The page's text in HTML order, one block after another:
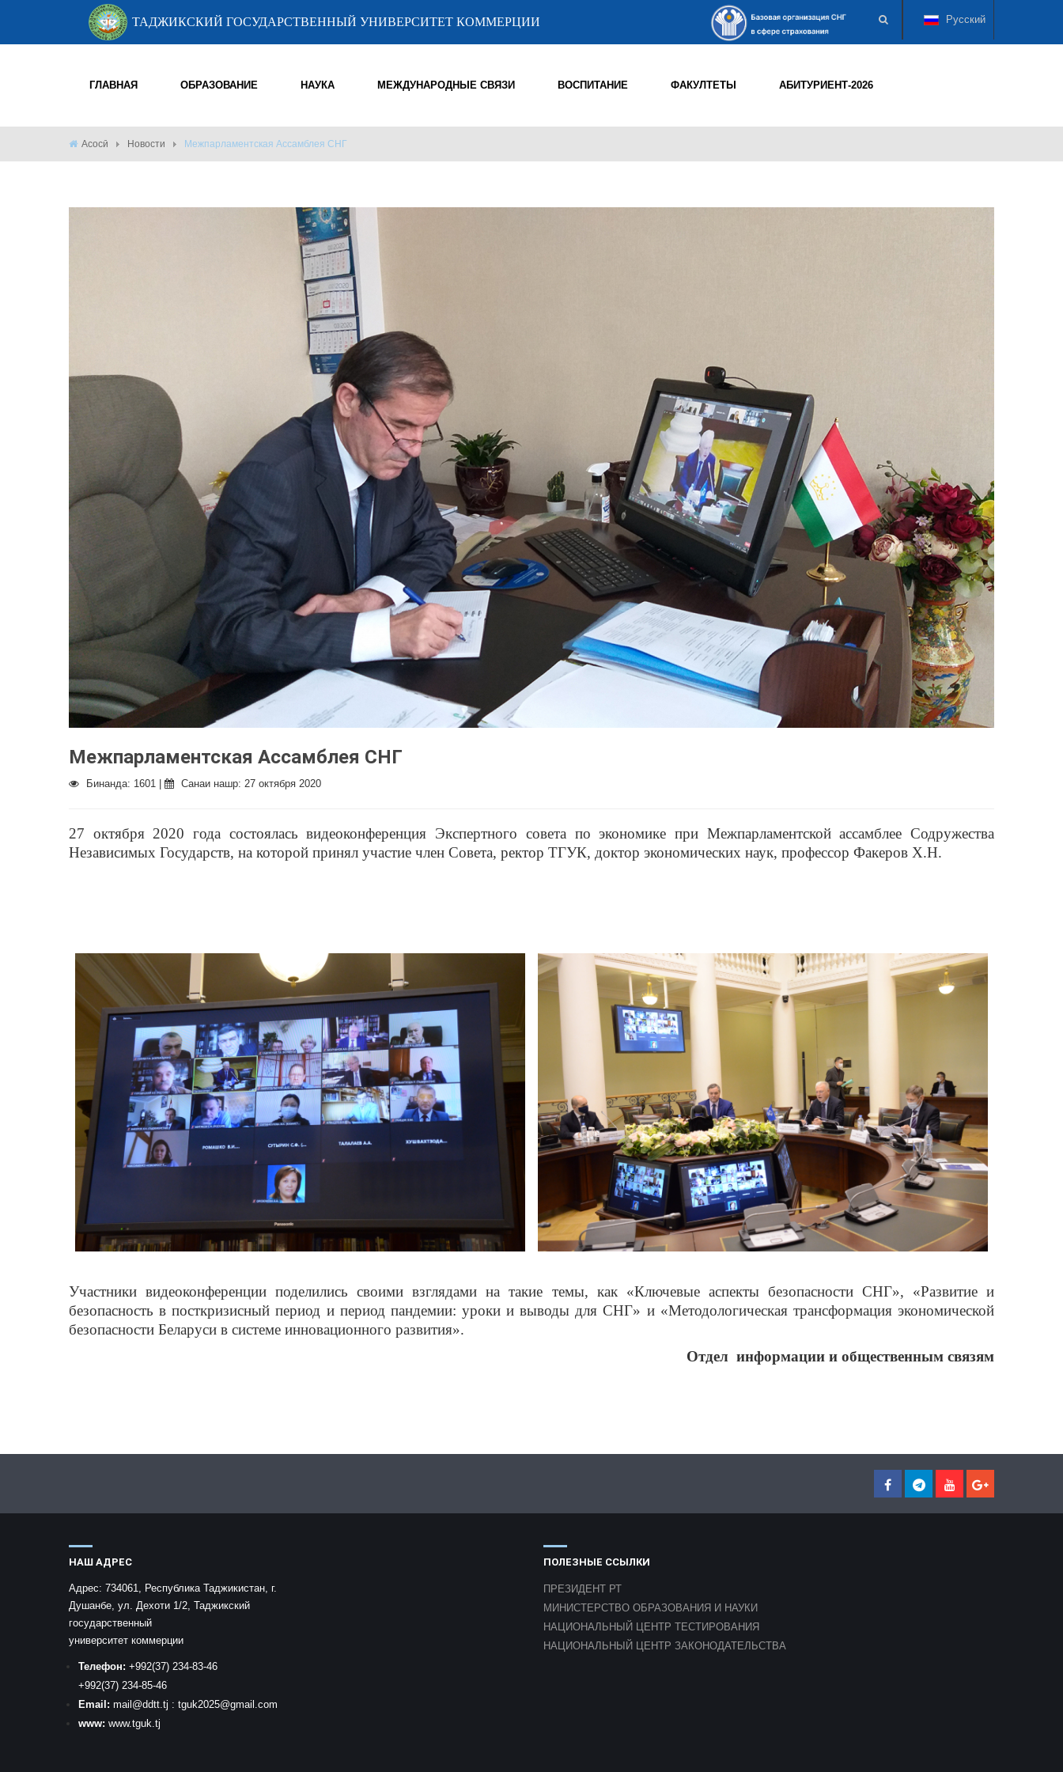
ТАДЖИКСКИЙ ГОСУДАРСТВЕННЫЙ УНИВЕРСИТЕТ КОММЕРЦИИ Русский
ГЛАВНАЯ ОБРАЗОВАНИЕ НАУКА МЕЖДУНАРОДНЫЕ СВЯЗИ ВОСПИТАНИЕ ФАКУЛТЕТЫ АБИТУРИЕНТ-2026
Асосӣ Новости Межпарламентская Ассамблея СНГ
Межпарламентская Ассамблея СНГ
Бинанда: 1601 | Санаи нашр: 27 октября 2020
27 октября 2020 года состоялась видеоконференция Экспертного совета по экономике при Межпарламентской ассамблее Содружества
Независимых Государств, на которой принял участие член Совета, ректор ТГУК, доктор экономических наук, профессор Факеров Х.Н.
Участники видеоконференции поделились своими взглядами на такие темы, как «Ключевые аспекты безопасности СНГ», «Развитие и
безопасность в посткризисный период и период пандемии: уроки и выводы для СНГ» и «Методологическая трансформация экономической
безопасности Беларуси в системе инновационного развития».
Отдел информации и общественным связям
НАШ АДРЕС
Адрес: 734061, Республика Таджикистан, г.
Душанбе, ул. Дехоти 1/2, Таджикский
государственный
университет коммерции
Телефон: +992(37) 234-83-46
+992(37) 234-85-46
Email: mail @ddtt.tj : tguk2025@gmail.com
www: www.tguk.tj
ПОЛЕЗНЫЕ ССЫЛКИ
ПРЕЗИДЕНТ РТ
МИНИСТЕРСТВО ОБРАЗОВАНИЯ И НАУКИ
НАЦИОНАЛЬНЫЙ ЦЕНТР ТЕСТИРОВАНИЯ
НАЦИОНАЛЬНЫЙ ЦЕНТР ЗАКОНОДАТЕЛЬСТВА